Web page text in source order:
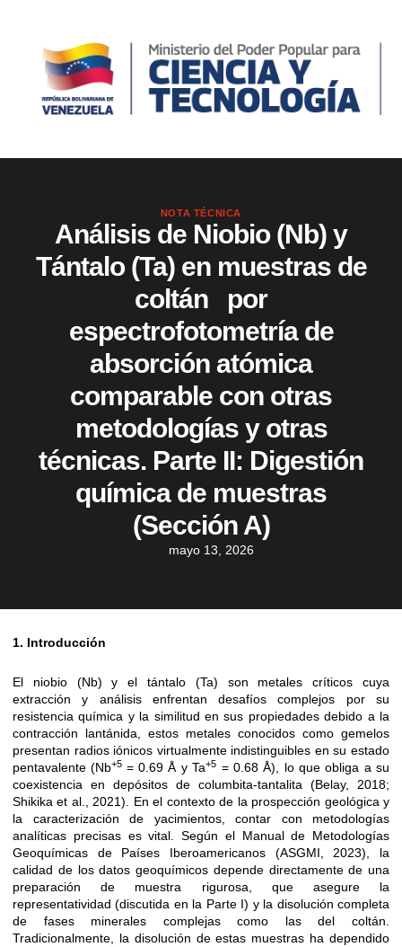
NOTA TÉCNICA
Análisis de Niobio (Nb) y
Tántalo (Ta) en muestras de
coltán por
espectrofotometría de
absorción atómica
comparable con otras
metodologías y otras
técnicas. Parte II: Digestión
química de muestras
(Sección A)
mayo 13, 2026
1. Introducción
El niobio (Nb) y el tántalo (Ta) son metales críticos cuya
extracción y análisis enfrentan desafíos complejos por su
resistencia química y la similitud en sus propiedades debido a la
contracción lantánida, estos metales conocidos como gemelos
presentan radios iónicos virtualmente indistinguibles en su estado
pentavalente (Nb+5 = 0.69 Å y Ta+5 = 0.68 Å), lo que obliga a su
coexistencia en depósitos de columbita-tantalita (Belay, 2018;
Shikika et al., 2021). En el contexto de la prospección geológica y
la caracterización de yacimientos, contar con metodologías
analíticas precisas es vital. Según el Manual de Metodologías
Geoquímicas de Países Iberoamericanos (ASGMI, 2023), la
calidad de los datos geoquímicos depende directamente de una
preparación de muestra rigurosa, que asegure la
representatividad (discutida en la Parte I) y la disolución completa
de fases minerales complejas como las del coltán.
Tradicionalmente, la disolución de estas muestras ha dependido